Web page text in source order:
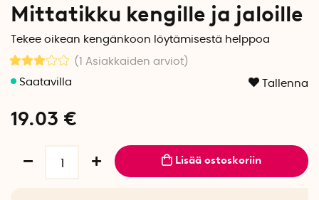
Mittatikku kengille ja jaloille
Tekee oikean kengänkoon löytämisestä helppoa
(1 Asiakkaiden arviot )
Tallenna
19.03 €
Lisää ostoskoriin